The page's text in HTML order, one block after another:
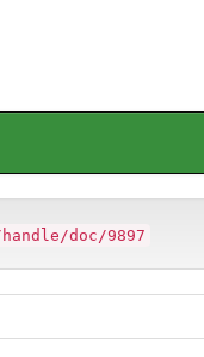
doc/9897